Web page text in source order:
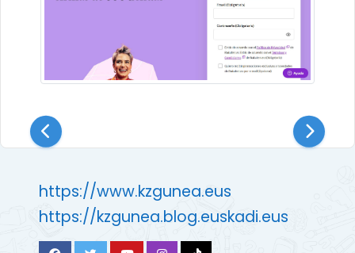
https://www.kzgunea.eus
https://kzgunea.blog.euskadi.eus